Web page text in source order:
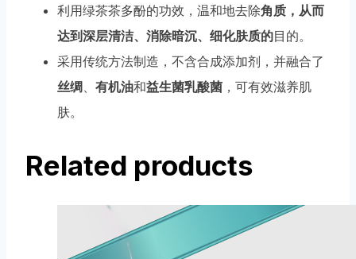
利用绿茶茶多酚的功效，温和地去除角质，从而
达到深层清洁、消除暗沉、细化肤质的目的。
采用传统方法制造，不含合成添加剂，并融合了
丝绸、 有机油和益生菌乳酸菌 ，可有效滋养肌
肤。
Related products